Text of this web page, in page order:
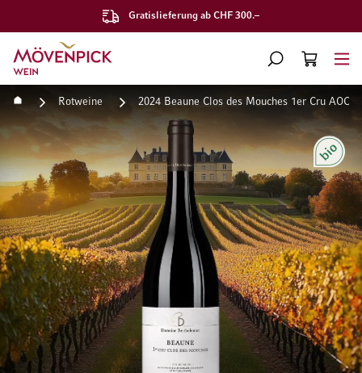
Gratislieferung ab CHF 300.–
Zur Startseite
SUCHE
WARENKORB
Startseite Rotweine 2024 Beaune Clos des Mouches 1er Cru AOC
Bio
Zum Ende der Bildgalerie springen
Zum Anfang der